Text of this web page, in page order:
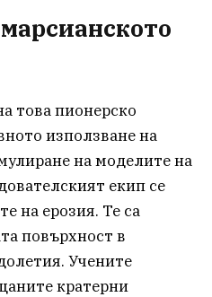
това пионерско
използване на
на моделите на
екип се
на ерозия. Те са
повърхност в
Учените
кратерни